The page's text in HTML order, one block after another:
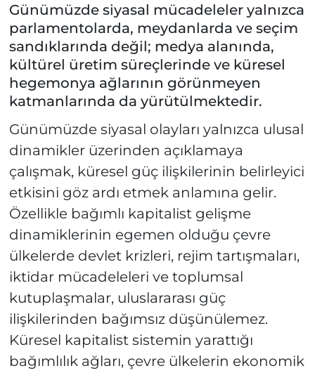
Günümüzde siyasal mücadeleler yalnızca
parlamentolarda, meydanlarda ve seçim
sandıklarında değil; medya alanında,
kültürel üretim süreçlerinde ve küresel
hegemonya ağlarının görünmeyen
katmanlarında da yürütülmektedir.
Günümüzde siyasal olayları yalnızca ulusal
dinamikler üzerinden açıklamaya
çalışmak, küresel güç ilişkilerinin belirleyici
etkisini göz ardı etmek anlamına gelir.
Özellikle bağımlı kapitalist gelişme
dinamiklerinin egemen olduğu çevre
ülkelerde devlet krizleri, rejim tartışmaları,
iktidar mücadeleleri ve toplumsal
kutuplaşmalar, uluslararası güç
ilişkilerinden bağımsız düşünülemez.
Küresel kapitalist sistemin yarattığı
bağımlılık ağları, çevre ülkelerin ekonomik